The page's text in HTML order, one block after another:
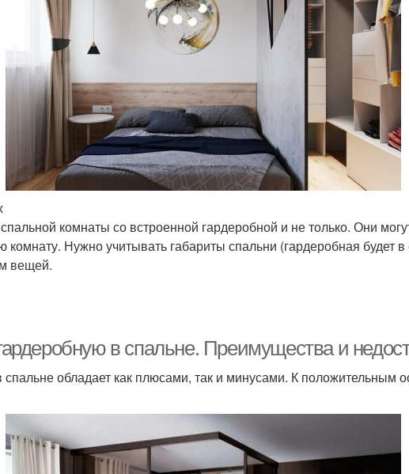
комнаты со встроенной гардеробной и не только. Они
комнату. Нужно учитывать габариты спальни (гардеробная будет
вещей.
в спальне. Преимущества и
спальне обладает как плюсами, так и минусами. К положительным